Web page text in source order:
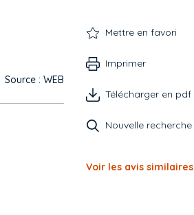
Source : WEB
Mettre en favori
Imprimer
Télécharger en pdf
Nouvelle recherche
Voir les avis similaires